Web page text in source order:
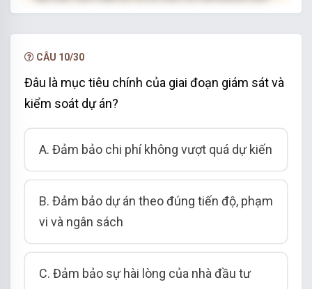
hạn.
CÂU 10/30
Đâu là mục tiêu chính của giai đoạn giám sát và
kiểm soát dự án?
A. Đảm bảo chi phí không vượt quá dự kiến
B. Đảm bảo dự án theo đúng tiến độ, phạm
vi và ngân sách
C. Đảm bảo sự hài lòng của nhà đầu tư